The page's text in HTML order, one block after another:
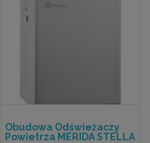
Obudowa Odświeżaczy
Powietrza MERIDA STELLA